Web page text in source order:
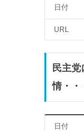
日付
URL
民主
情・・
日付